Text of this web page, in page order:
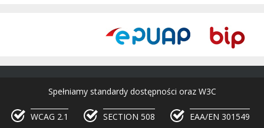
Spełniamy standardy dostępności oraz W3C
WCAG 2.1 SECTION 508 EAA/EN 301549